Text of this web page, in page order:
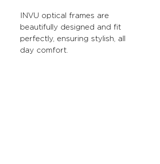
INVU optical frames are
beautifully designed and fit
perfectly, ensuring stylish, all
day comfort.